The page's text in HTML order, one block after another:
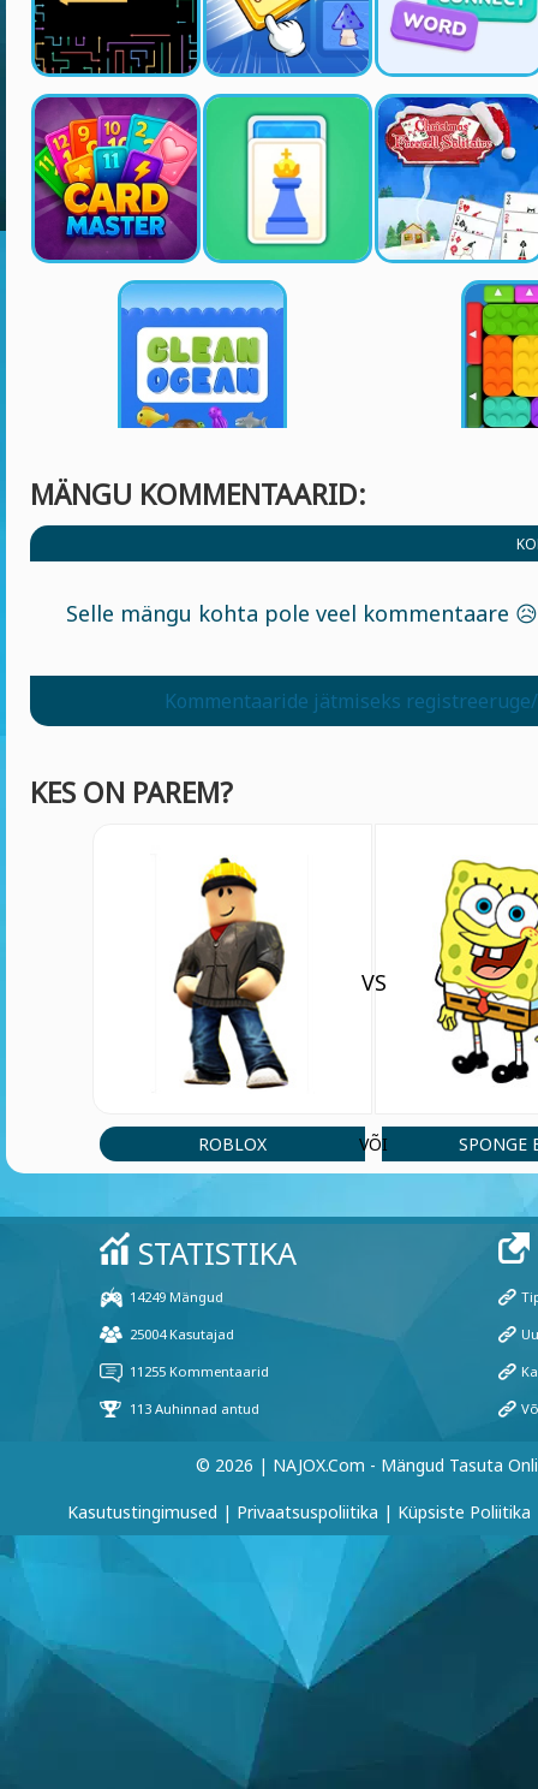
MÄNGU KOMMENTAARID:
Selle mängu kohta pole veel kommentaare
Kommentaaride jätmiseks
KES ON PAREM?
ROBLOX
VS
VÕI SPONGE
© 2026 | NAJOX.com - Mängud Tasuta
Kasutustingimused | Privaatsuspoliitika | Küpsiste Poliitika